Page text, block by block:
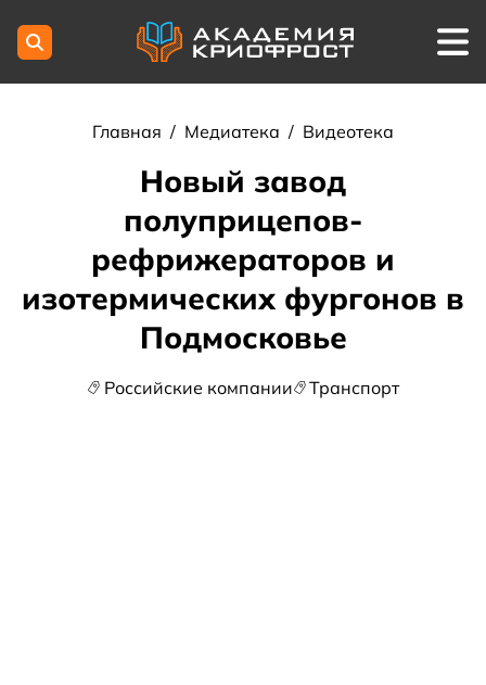
Главная / Медиатека / Видеотека
Новый завод
полуприцепов-
рефрижераторов и
изотермических фургонов в
Подмосковье
Российские компании Транспорт